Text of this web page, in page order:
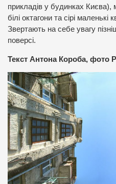
прикладів у будинках Києва),
білі октагони та сірі
Звертають на себе увагу
поверсі.
Текст Антона Короба, фото